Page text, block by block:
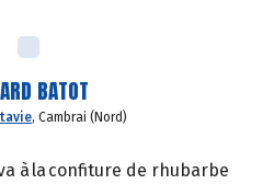
BATOT
, Cambrai (Nord)
à la confiture de rhubarbe